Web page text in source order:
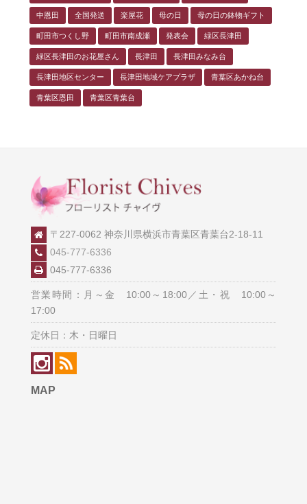
中恩田 全国発送 楽屋花 母の日 母の日の鉢物ギフト
町田市つくし野 町田市南成瀬 発表会 緑区長津田
緑区長津田のお花屋さん 長津田 長津田みなみ台
長津田地区センター 長津田地域ケアプラザ 青葉区あかね台
青葉区恩田 青葉区青葉台
〒227-0062 神奈川県横浜市青葉区青葉台2-18-11
045-777-6336
045-777-6336
営業時間：月～金 10:00～18:00／土・祝 10:00～
17:00
定休日：木・日曜日
MAP